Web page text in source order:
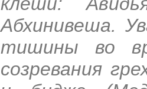
Абхинивеша.
тишины во
созревания